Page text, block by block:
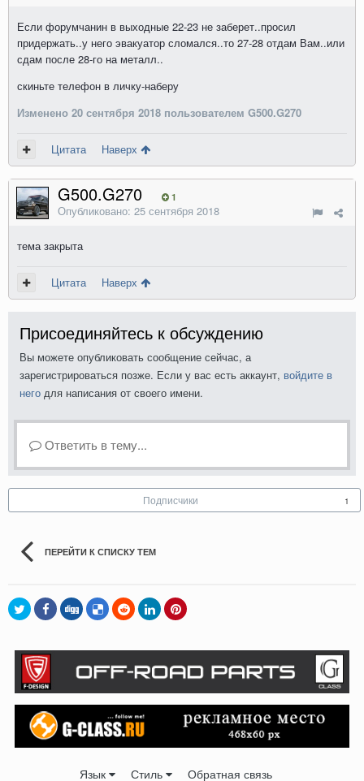
Если форумчанин в выходные 22-23 не заберет..просил
придержать..у него эвакуатор сломался..то 27-28 отдам Вам..или
сдам после 28-го на металл..
скиньте телефон в личку-наберу
Изменено 20 сентября 2018 пользователем G500.G270
Цитата Наверх
G500.G270 1
Опубликовано: 25 сентября 2018
тема закрыта
Цитата Наверх
Присоединяйтесь к обсуждению
Вы можете опубликовать сообщение сейчас, а
зарегистрироваться позже. Если у вас есть аккаунт, войдите в
него для написания от своего имени.
Ответить в тему...
Подписчики 1
ПЕРЕЙТИ К СПИСКУ ТЕМ
Язык Стиль Обратная связь